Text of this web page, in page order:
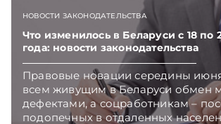
окончивших 3 или 2 курса вуза, и
более оперативно восполнять
дефицит. Подписывайтесь на
Viber. Главное об экономике
раньше, чем в новостях
НОВОСТИ ЗАКОНОДАТЕЛЬСТВА
Что изменилось в Беларуси с 18 по
года: новости законодательства
Правовые новации середины
всем живущим в Беларуси обмен
дефектами, а соцработникам –
подопечных в отдаленных